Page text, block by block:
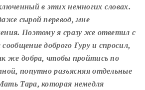
в этих немногих словах.
сырой перевод, мне
Поэтому я сразу же ответил с
доброго Гуру и спросил,
же добра, чтобы пройтись по
попутно разъясняя отдельные
Тара, которая немедля